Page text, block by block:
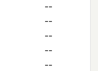
--
--
--
--
--